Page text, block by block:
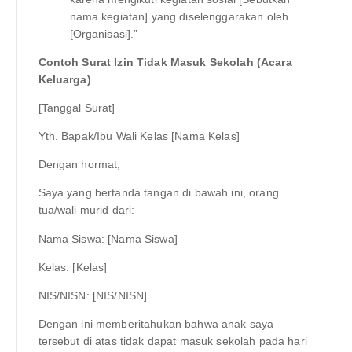
nama kegiatan] yang diselenggarakan oleh
[Organisasi].”
Contoh Surat Izin Tidak Masuk Sekolah (Acara
Keluarga)
[Tanggal Surat]
Yth. Bapak/Ibu Wali Kelas [Nama Kelas]
Dengan hormat,
Saya yang bertanda tangan di bawah ini, orang
tua/wali murid dari:
Nama Siswa: [Nama Siswa]
Kelas: [Kelas]
NIS/NISN: [NIS/NISN]
Dengan ini memberitahukan bahwa anak saya
tersebut di atas tidak dapat masuk sekolah pada hari